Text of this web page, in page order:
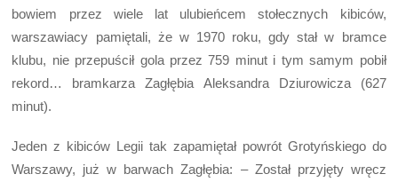
bowiem przez wiele lat ulubieńcem stołecznych kibiców,
warszawiacy pamiętali, że w 1970 roku, gdy stał w bramce
klubu, nie przepuścił gola przez 759 minut i tym samym pobił
rekord… bramkarza Zagłębia Aleksandra Dziurowicza (627
minut).
Jeden z kibiców Legii tak zapamiętał powrót Grotyńskiego do
Warszawy, już w barwach Zagłębia: – Został przyjęty wręcz